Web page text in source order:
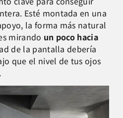
Esté montada en una
la forma más natural
mirando un poco hacia
de la pantalla debería
que el nivel de tus ojos